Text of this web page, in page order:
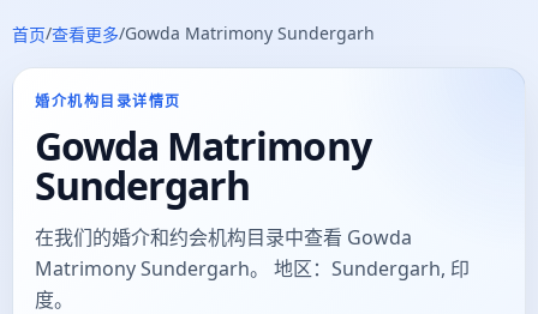
首页/查看更多/Gowda Matrimony Sundergarh
婚介机构目录详情页
Gowda Matrimony
Sundergarh
在我们的婚介和约会机构目录中查看 Gowda
Matrimony Sundergarh。 地区：Sundergarh, 印
度。